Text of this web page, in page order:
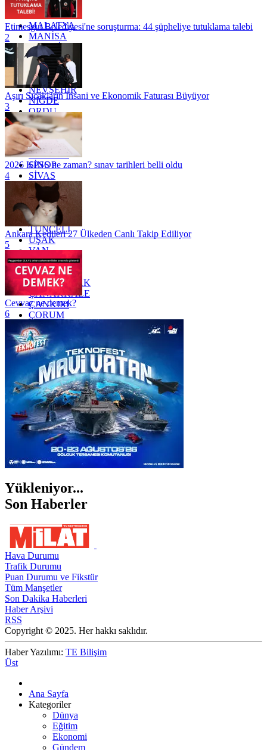
KÜTAHYA
KİLİS
MALATYA
MANİSA
MARDİN
MERSİN
MUĞLA
MUŞ
NEVŞEHİR
NİĞDE
ORDU
OSMANİYE
RİZE
SAKARYA
SAMSUN
SİNOP
SİVAS
SİİRT
TEKİRDAĞ
TOKAT
TRABZON
TUNCELİ
UŞAK
VAN
YALOVA
YOZGAT
ZONGULDAK
ÇANAKKALE
ÇANKIRI
ÇORUM
İSTANBUL
İZMİR
ŞANLIURFA
ŞIRNAK
Etimesgut Belediyesi'ne soruşturma: 44 şüpheliye tutuklama talebi
2
Aşırı Sıcakların İnsani ve Ekonomik Faturası Büyüyor
3
2026 KPSS ne zaman? sınav tarihleri belli oldu
4
Ankara Kedileri 27 Ülkeden Canlı Takip Ediliyor
5
Cevvaz ne demek?
6
Yükleniyor...
Son Haberler
Hava Durumu
Trafik Durumu
Puan Durumu ve Fikstür
Tüm Manşetler
Son Dakika Haberleri
Haber Arşivi
RSS
Copyright © 2025. Her hakkı saklıdır.
Haber Yazılımı: TE Bilişim
Üst
Ana Sayfa
Kategoriler
Dünya
Eğitim
Ekonomi
Gündem